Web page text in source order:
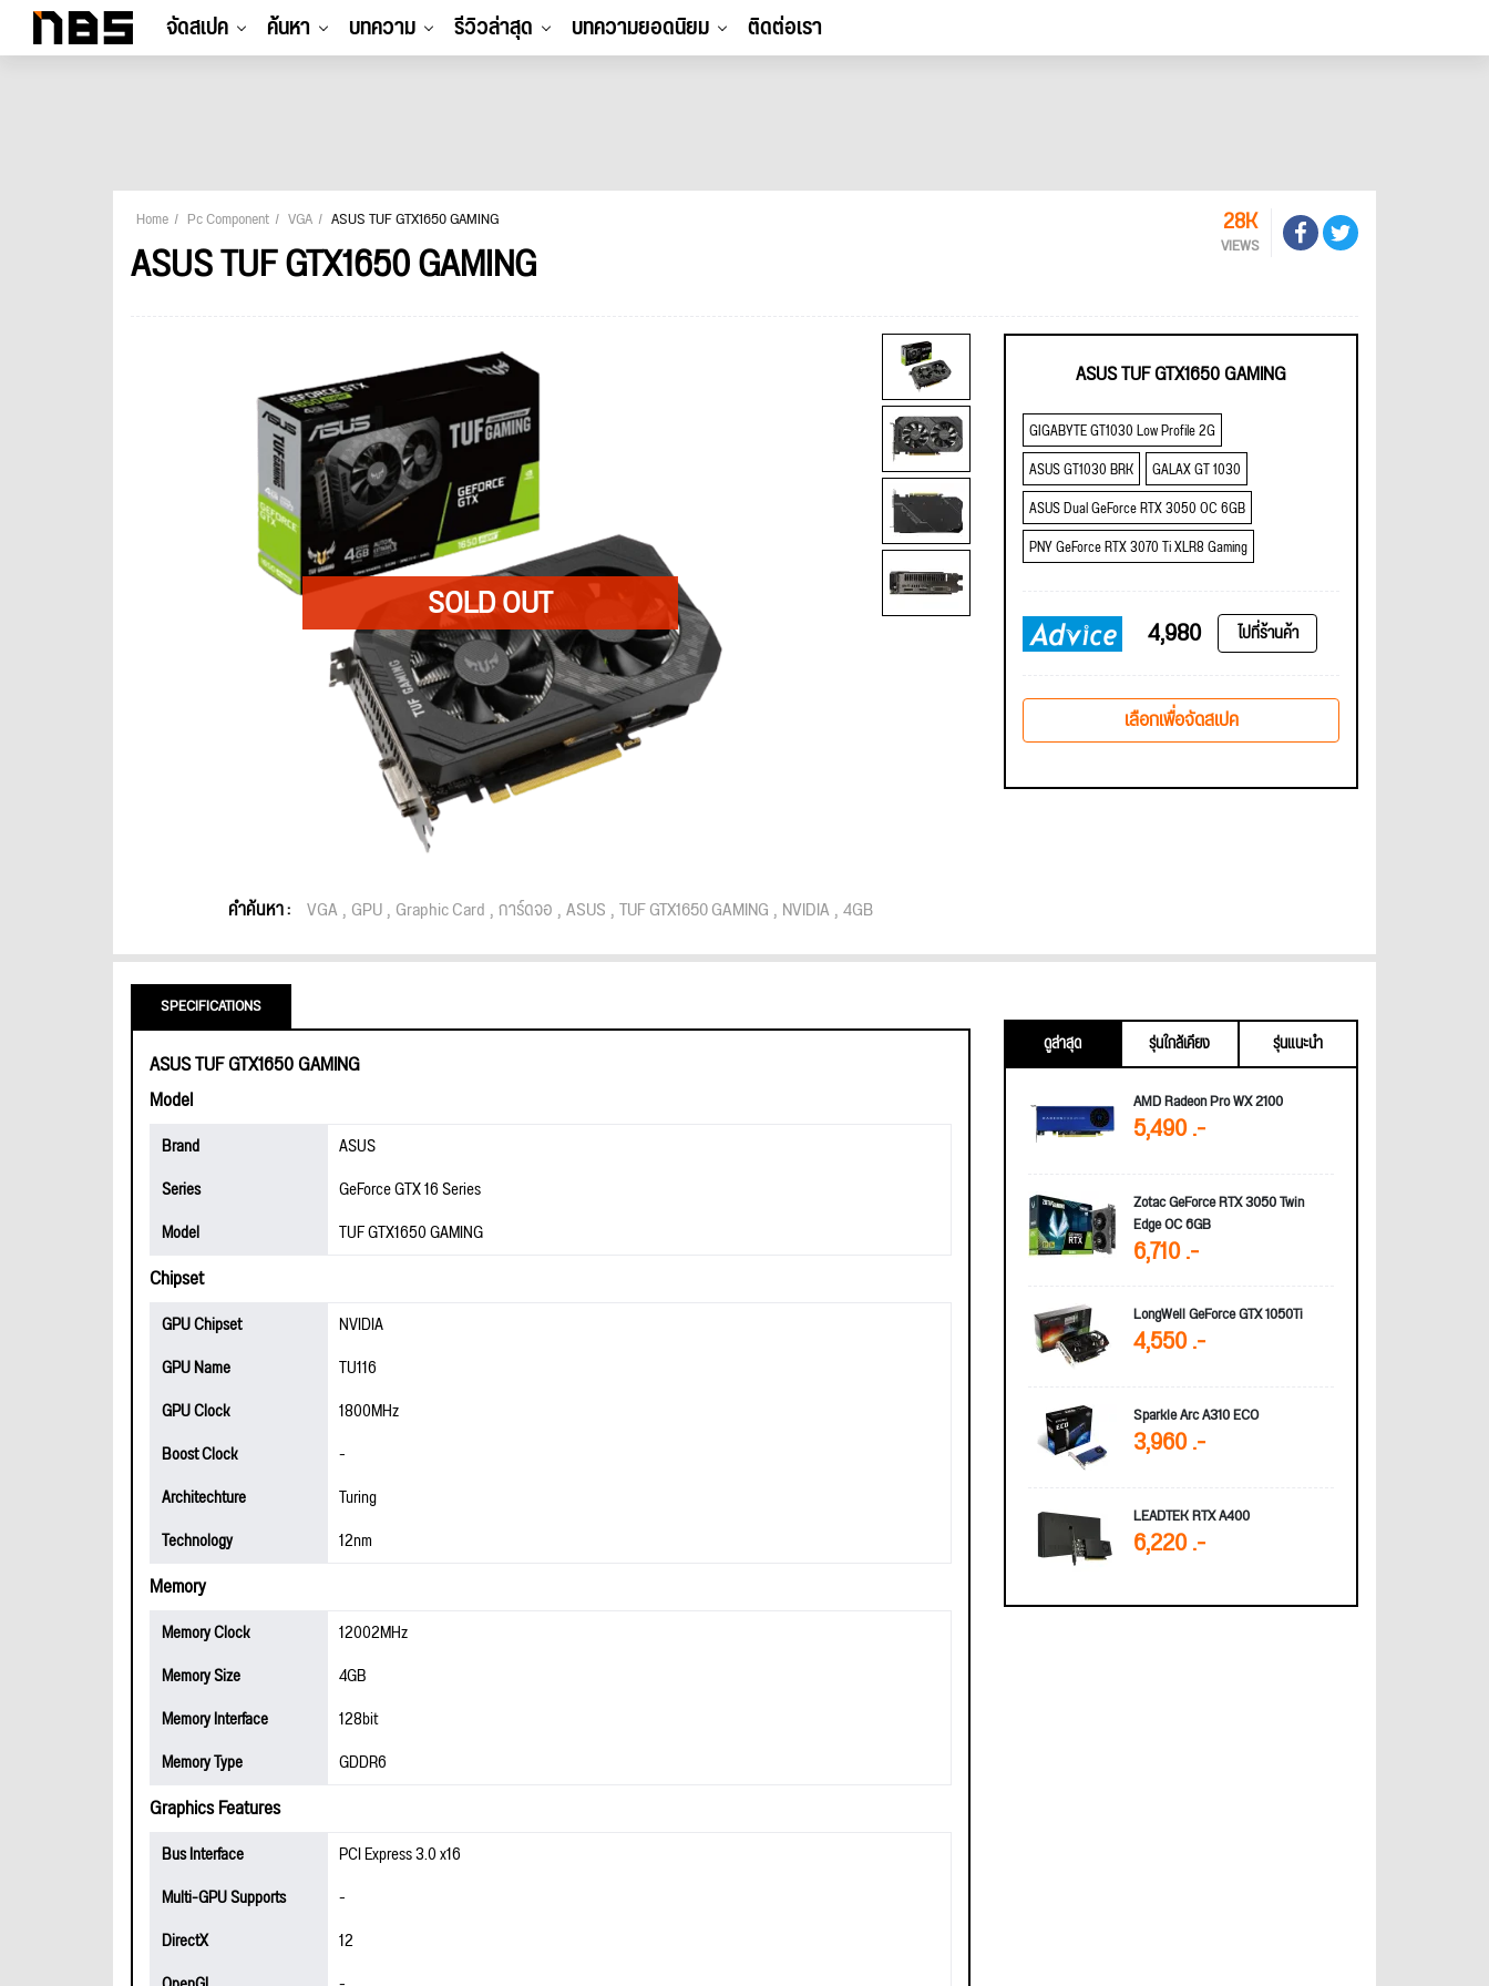
จัดสเปค ค้นหา บทความ รีวิวล่าสุด บทความยอดนิยม ติดต่อเรา
Home Pc Component VGA ASUS TUF GTX1650 GAMING
ASUS TUF GTX1650 GAMING
28K
VIEWS
คำค้นหา : VGA GPU Graphic Card การ์ดจอ ASUS TUF GTX1650 GAMING NVIDIA 4GB
ASUS TUF GTX1650 GAMING
GIGABYTE GT1030 Low Profile 2G
ASUS GT1030 BRK
GALAX GT 1030
ASUS Dual GeForce RTX 3050 OC 6GB
PNY GeForce RTX 3070 Ti XLR8 Gaming
4,980 ไปที่ร้านค้า
เลือกเพื่อจัดสเปค
SPECIFICATIONS
ASUS TUF GTX1650 GAMING
Model
Brand
ASUS
Series
GeForce GTX 16 Series
Model
TUF GTX1650 GAMING
Chipset
GPU Chipset
NVIDIA
GPU Name
TU116
GPU Clock
1800MHz
Boost Clock
-
Architechture
Turing
Technology
12nm
Memory
Memory Clock
12002MHz
Memory Size
4GB
Memory Interface
128bit
Memory Type
GDDR6
Graphics Features
Bus Interface
PCI Express 3.0 x16
Multi-GPU Supports
-
DirectX
12
ดูล่าสุด รุ่นใกล้เคียง
รุ่นแนะนำ
AMD Radeon Pro WX 2100
5,490 .-
Zotac GeForce RTX 3050 Twin
Edge OC 6GB
6,710 .-
LongWell GeForce GTX 1050Ti
4,550 .-
Sparkle Arc A310 ECO
3,960 .-
LEADTEK RTX A400
6,220 .-